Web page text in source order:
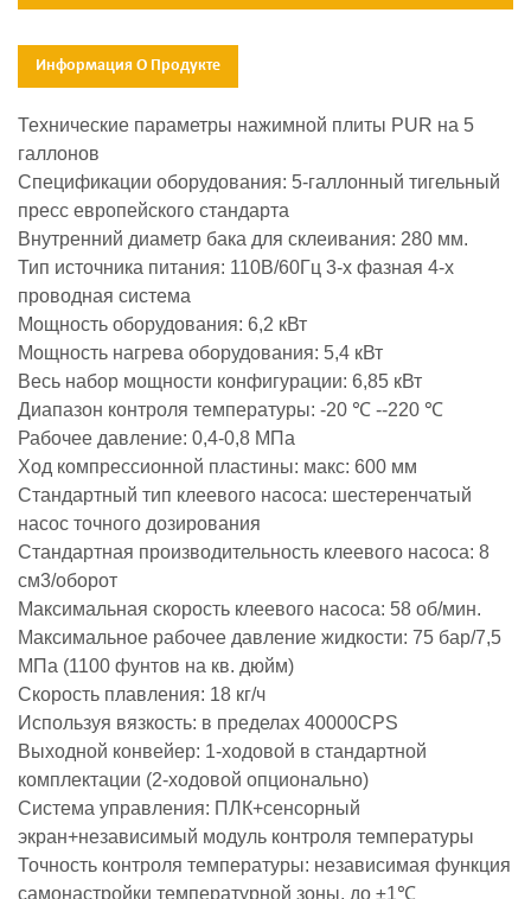
Информация О Продукте
Технические параметры нажимной плиты PUR на 5
галлонов
Спецификации оборудования: 5-галлонный тигельный
пресс европейского стандарта
Внутренний диаметр бака для склеивания: 280 мм.
Тип источника питания: 110В/60Гц 3-х фазная 4-х
проводная система
Мощность оборудования: 6,2 кВт
Мощность нагрева оборудования: 5,4 кВт
Весь набор мощности конфигурации: 6,85 кВт
Диапазон контроля температуры: -20 ℃ --220 ℃
Рабочее давление: 0,4-0,8 МПа
Ход компрессионной пластины: макс: 600 мм
Стандартный тип клеевого насоса: шестеренчатый
насос точного дозирования
Стандартная производительность клеевого насоса: 8
см3/оборот
Максимальная скорость клеевого насоса: 58 об/мин.
Максимальное рабочее давление жидкости: 75 бар/7,5
МПа (1100 фунтов на кв. дюйм)
Скорость плавления: 18 кг/ч
Используя вязкость: в пределах 40000CPS
Выходной конвейер: 1-ходовой в стандартной
комплектации (2-ходовой опционально)
Система управления: ПЛК+сенсорный
экран+независимый модуль контроля температуры
Точность контроля температуры: независимая функция
самонастройки температурной зоны, до ±1℃